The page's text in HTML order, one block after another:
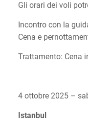
Gli orari dei voli
Incontro con la
Cena e
Trattamento: Cena
4 ottobre 2025 –
Istanbul